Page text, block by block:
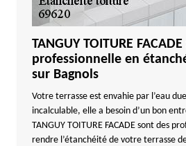
TANGUY TOITURE FACADE
professionnelle en
sur Bagnols
Votre terrasse est envahie par l’eau
incalculable, elle a besoin d’un bon
TANGUY TOITURE FACADE sont des
rendre l’étanchéité de votre terrasse